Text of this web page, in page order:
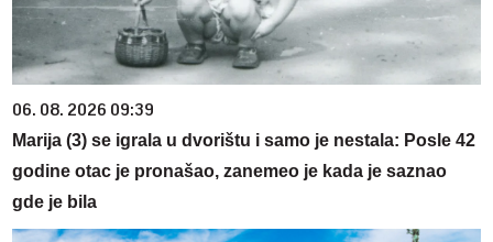
06. 08. 2026 09:39
Marija (3) se igrala u dvorištu i samo je nestala: Posle 42
godine otac je pronašao, zanemeo je kada je saznao
gde je bila